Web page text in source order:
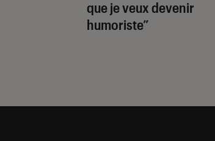
que je veux devenir
humoriste”